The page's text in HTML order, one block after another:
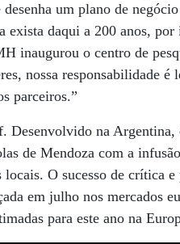
um plano de
exista daqui a 200 anos, por
inaugurou o centro de
nossa responsabilidade é
parceiros.”
Desenvolvido na Argentina,
de Mendoza com a
locais. O sucesso de crítica
em julho nos mercados
para este ano na